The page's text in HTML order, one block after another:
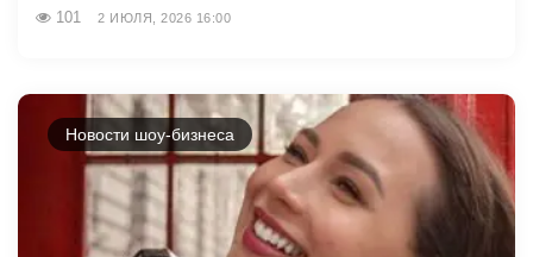
101 2 ИЮЛЯ, 2026 16:00
Новости шоу-бизнеса